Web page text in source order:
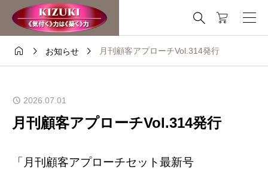

  お知らせ  月刊顧客アプローチVol.314発行
2026.07.01
月刊顧客アプローチVol.314発行
「月刊顧客アプローチセット最新号
これはデモストアです — 注文は出来ません。 非表示